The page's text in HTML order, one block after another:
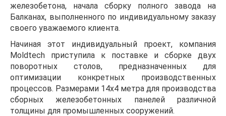
железобетона, начала сборку полного завода на
Балканах, выполненного по индивидуальному заказу
своего уважаемого клиента.
Начиная этот индивидуальный проект, компания
Moldtech приступила к поставке и сборке двух
поворотных столов, предназначенных для
оптимизации конкретных производственных
процессов. Размерами 14х4 метра для производства
сборных железобетонных панелей различной
толщины для промышленных сооружений.